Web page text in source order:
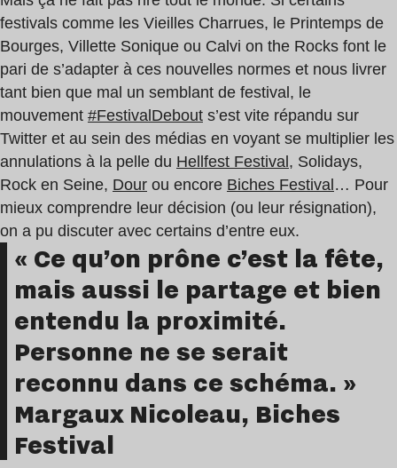
festivals comme les Vieilles Charrues, le Printemps de
Bourges, Villette Sonique ou Calvi on the Rocks font le
pari de s’adapter à ces nouvelles normes et nous livrer
tant bien que mal un semblant de festival, le
mouvement #FestivalDebout s’est vite répandu sur
Twitter et au sein des médias en voyant se multiplier les
annulations à la pelle du Hellfest Festival , Solidays,
Rock en Seine, Dour ou encore Biches Festival … Pour
mieux comprendre leur décision (ou leur résignation),
on a pu discuter avec certains d’entre eux.
« Ce qu’on prône c’est la fête,
mais aussi le partage et bien
entendu la proximité.
Personne ne se serait
reconnu dans ce schéma. »
Margaux Nicoleau, Biches
Festival